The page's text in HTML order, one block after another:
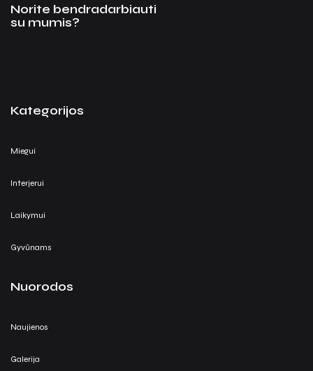
Norite bendradarbiauti
su mumis?
Kategorijos
Miegui
Interjerui
Laikymui
Gyvūnams
Nuorodos
Naujienos
Galerija